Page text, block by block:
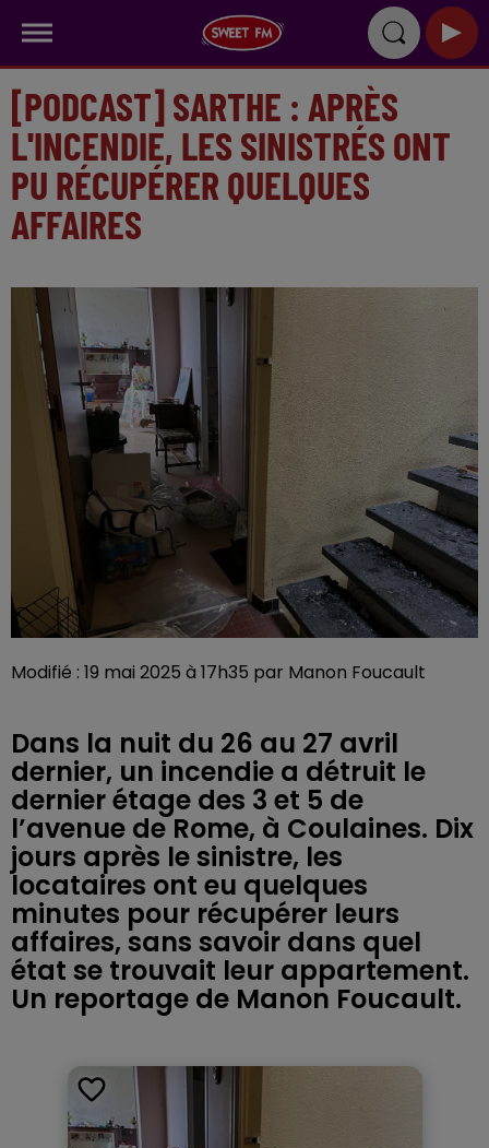
[PODCAST] SARTHE : APRÈS
L'INCENDIE, LES SINISTRÉS ONT
PU RÉCUPÉRER QUELQUES
AFFAIRES
Modifié : 19 mai 2025 à 17h35 par Manon Foucault
Dans la nuit du 26 au 27 avril
dernier, un incendie a détruit le
dernier étage des 3 et 5 de
l’avenue de Rome, à Coulaines. Dix
jours après le sinistre, les
locataires ont eu quelques
minutes pour récupérer leurs
affaires, sans savoir dans quel
état se trouvait leur appartement.
Un reportage de Manon Foucault.